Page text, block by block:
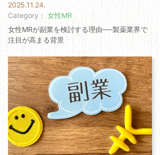
2025.11.24.
Category： 女性MR
女性MRが副業を検討する理由──製薬業界で
注目が高まる背景